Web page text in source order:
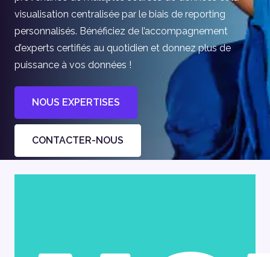
visualisation centralisée par le biais de reporting
personnalisés. Bénéficiez de l’accompagnement
d’experts certifiés au quotidien et donnez plus de
puissance à vos données !
NOUS EXPERTISES
CONTACTER-NOUS